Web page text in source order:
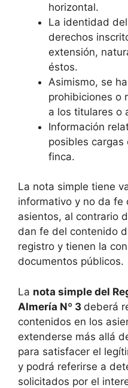
horizontal.
La identidad
derechos
extensión,
éstos.
Asimismo, se
prohibiciones o
a los titulares o
Información
posibles cargas
finca.
La nota simple tiene
informativo y no da fe
asientos, al contrario
dan fe del contenido
registro y tienen la
documentos públicos.
La nota simple del
Almería Nº 3 deberá
contenidos en los
extenderse más allá
para satisfacer el
y podrá referirse a
solicitados por el